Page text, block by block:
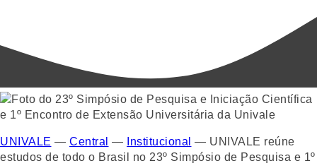
UNIVALE — Central — Institucional — UNIVALE reúne
estudos de todo o Brasil no 23º Simpósio de Pesquisa e 1º